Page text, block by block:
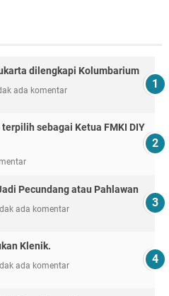
dilengkapi Kolumbarium
ada komentar
sebagai Ketua FMKI DIY
Pecundang atau Pahlawan
ada komentar
Klenik.
ada komentar